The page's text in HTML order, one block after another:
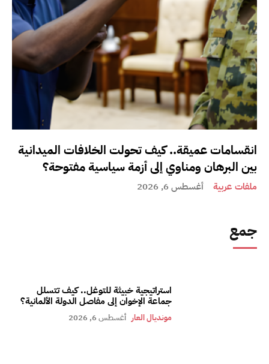
انقسامات عميقة.. كيف تحولت الخلافات الميدانية
بين البرهان ومناوي إلى أزمة سياسية مفتوحة؟
ملفات عربية أغسطس 6, 2026
جمع
استراتيجية خبيثة للتوغل.. كيف تتسلل
جماعة الإخوان إلى مفاصل الدولة الألمانية؟
مونديال العار أغسطس 6, 2026